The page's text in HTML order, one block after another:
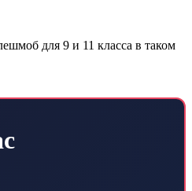
для 9 и 11 класса в таком